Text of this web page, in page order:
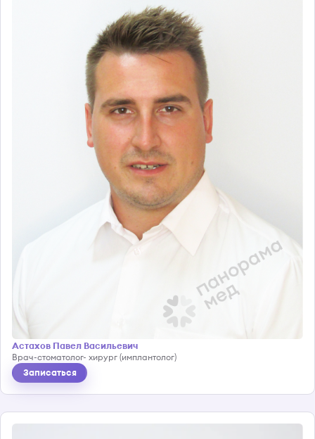
Астахов Павел Васильевич
Врач-стоматолог- хирург (имплантолог)
Записаться